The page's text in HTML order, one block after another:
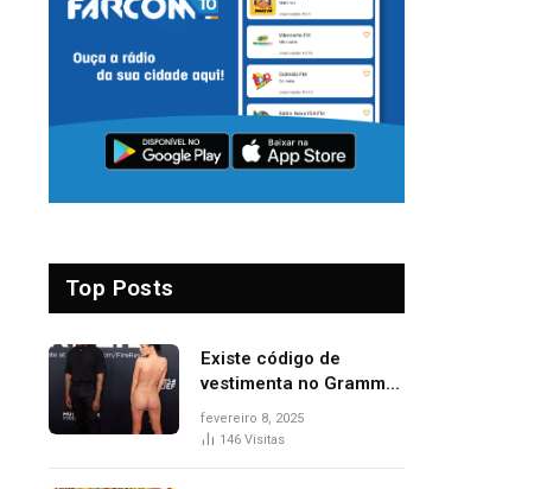
Top Posts
Existe código de
vestimenta no Grammy?
Questionamento surgiu
após Bianca Censori,
fevereiro 8, 2025
146 Visitas